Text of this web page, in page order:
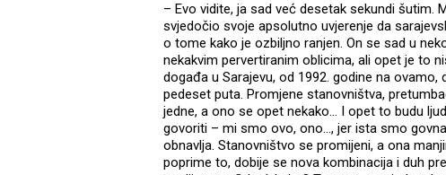
– Evo vidite, ja sad već desetak sekundi šutim.
svjedočio svoje apsolutno uvjerenje da
o tome kako je ozbiljno ranjen. On se sad u
nekakvim pervertiranim oblicima, ali opet je to
događa u Sarajevu, od 1992. godine na
pedeset puta. Promjene stanovništva,
jedne, a ono se opet nekako... I opet to budu
govoriti – mi smo ovo, ono..., jer ista smo
obnavlja. Stanovništvo se promijeni, a ona
poprime to, dobije se nova kombinacija i duh